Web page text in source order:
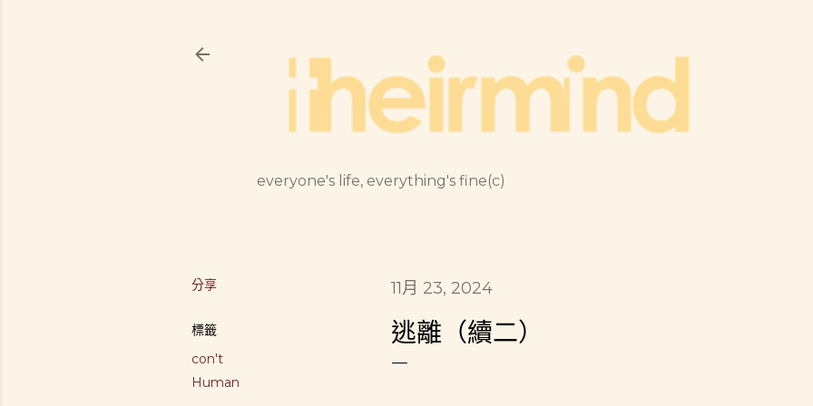
everyone's life, everything's fine(c)
分享
標籤
con't
Human
11月 23, 2024
逃離（續二）